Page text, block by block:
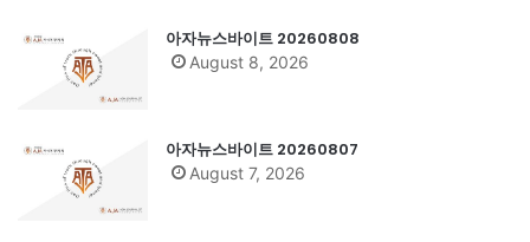
아자뉴스바이트 20260808
August 8, 2026
아자뉴스바이트 20260807
August 7, 2026